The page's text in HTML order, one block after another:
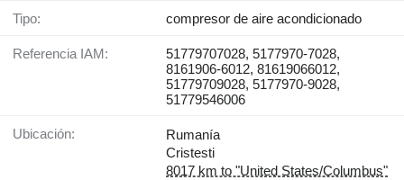
Tipo: compresor de aire acondicionado
Referencia IAM:
51779707028, 5177970-7028,
8161906-6012, 81619066012,
51779709028, 5177970-9028,
51779546006
Ubicación:
Rumanía
Cristesti
8017 km to "United States/Columbus"